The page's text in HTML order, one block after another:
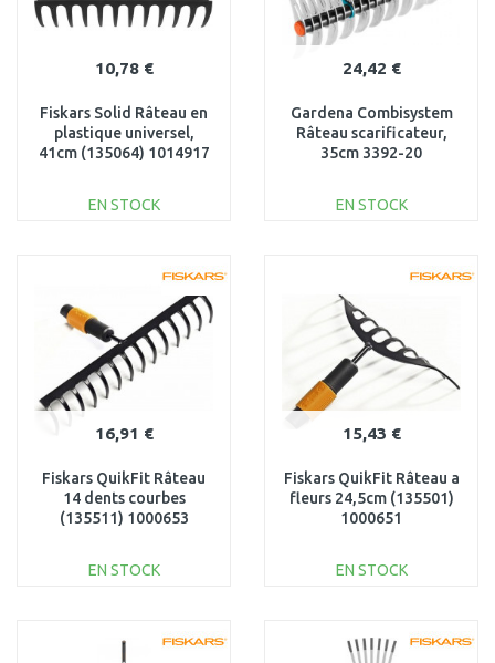
10,78 €
Fiskars Solid Râteau en
plastique universel,
41cm (135064) 1014917
EN STOCK
24,42 €
Gardena Combisystem
Râteau scarificateur,
35cm 3392-20
EN STOCK
Au comparatif
16,91 €
Fiskars QuikFit Râteau
14 dents courbes
(135511) 1000653
EN STOCK
Au comparatif
15,43 €
Fiskars QuikFit Râteau a
fleurs 24,5cm (135501)
1000651
EN STOCK
Au comparatif